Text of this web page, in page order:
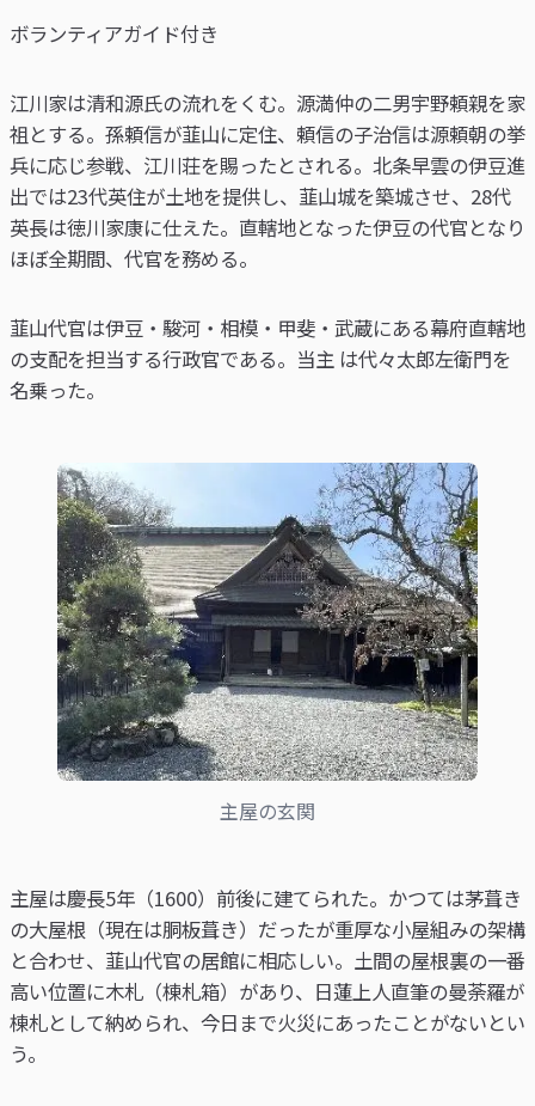
ボランティアガイド付き
江川家は清和源氏の流れをくむ。源満仲の二男宇野頼親を家
祖とする。孫頼信が韮山に定住、頼信の子治信は源頼朝の挙
兵に応じ参戦、江川荘を賜ったとされる。北条早雲の伊豆進
出では23代英住が土地を提供し、韮山城を築城させ、28代
英長は徳川家康に仕えた。直轄地となった伊豆の代官となり
ほぼ全期間、代官を務める。
韮山代官は伊豆・駿河・相模・甲斐・武蔵にある幕府直轄地
の支配を担当する行政官である。当主 は代々太郎左衛門を
名乗った。
主屋の玄関
主屋は慶長5年（1600）前後に建てられた。かつては茅葺き
の大屋根（現在は胴板葺き）だったが重厚な小屋組みの架構
と合わせ、韮山代官の居館に相応しい。土間の屋根裏の一番
高い位置に木札（棟札箱）があり、日蓮上人直筆の曼荼羅が
棟札として納められ、今日まで火災にあったことがないとい
う。